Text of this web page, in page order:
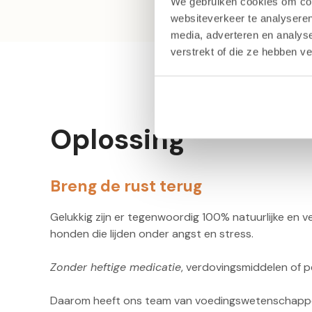
websiteverkeer te
media, adverteren en
verstrekt of die ze hebben
Oplossing
Breng de rust terug
Gelukkig zijn er tegenwoordig 100% natuurlijke en
honden die lijden onder angst en stress.
Zonder heftige medicatie, verdovingsmiddelen of
Daarom heeft ons team van